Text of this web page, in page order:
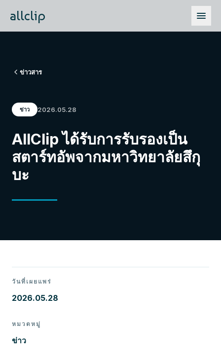
allclip
ข่าวสาร
ข่าว 2026.05.28
AllClip ได้รับการรับรองเป็น
สตาร์ทอัพจากมหาวิทยาลัยสึกุ
บะ
วันที่เผยแพร่
2026.05.28
หมวดหมู่
ข่าว